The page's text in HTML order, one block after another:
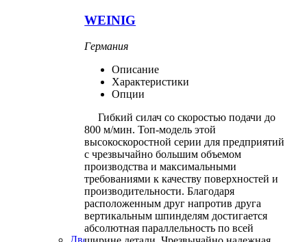
Weinig
Powermat
станки
Weinig
Серии
Четырехсторонние
станки
Weinig
серии
Profimat
LEADERMAC
Четырехсторонние
станки
ZMM
Stomana
Двосторонні
WEINIG
Германия
Описание
Характеристики
Опции
Гибкий силач со скоростью подачи до
800 м/мин. Топ-модель этой
высокоскоростной серии для предприятий
с чрезвычайно большим объемом
производства и максимальными
требованиями к качеству поверхностей и
производительности. Благодаря
расположенным друг напротив друга
вертикальным шпинделям достигается
абсолютная параллельность по всей